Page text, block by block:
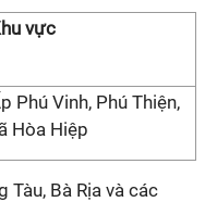
vực
Phú Vinh, Phú Thiện,
Hòa Hiệp
Tàu, Bà Rịa và các